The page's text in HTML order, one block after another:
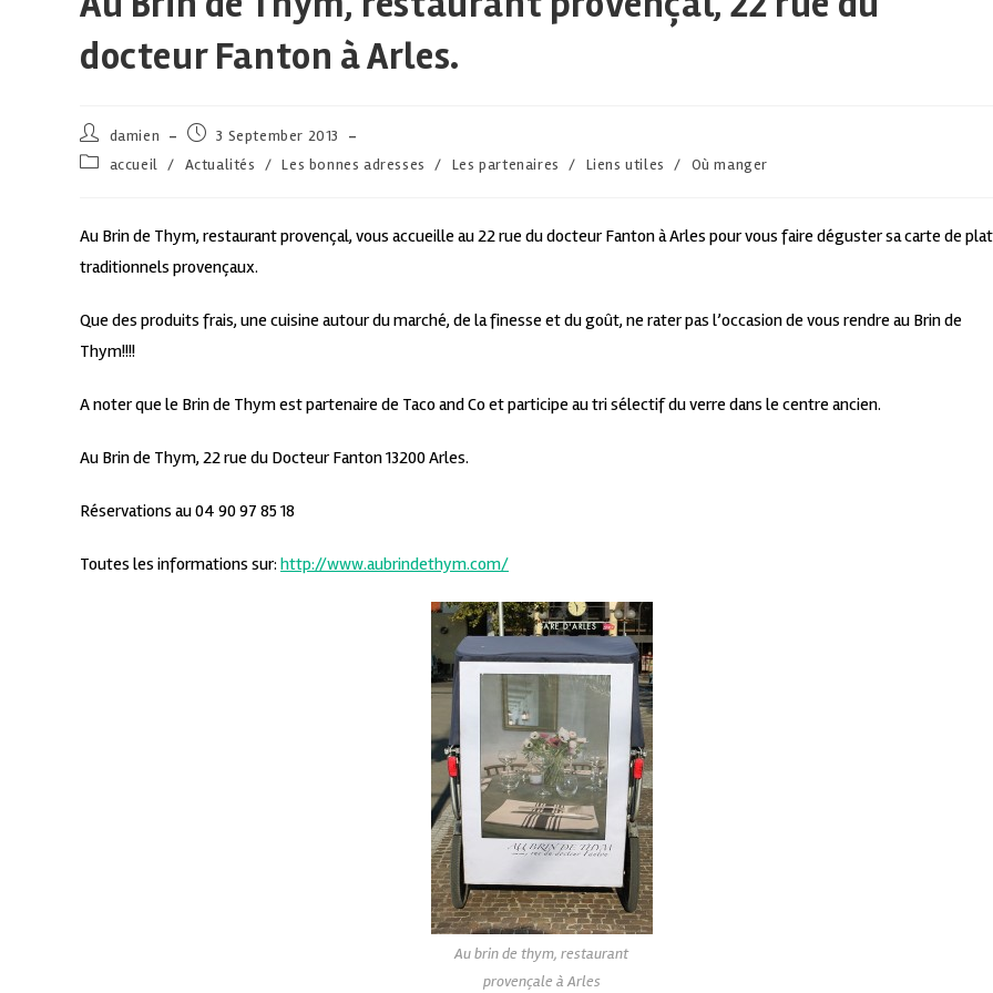
docteur Fanton à Arles.
damien
3 September 2013
accueil / Actualités / Les bonnes adresses / Les partenaires / Liens utiles / Où manger
Au Brin de Thym, restaurant provençal, vous accueille au 22 rue du docteur Fanton à Arles pour vous faire déguster sa carte de
traditionnels provençaux.
Que des produits frais, une cuisine autour du marché, de la finesse et du goût, ne rater pas l’occasion de vous rendre au Brin de
Thym!!!!
A noter que le Brin de Thym est partenaire de Taco and Co et participe au tri sélectif du verre dans le centre ancien.
Au Brin de Thym, 22 rue du Docteur Fanton 13200 Arles.
Réservations au 04 90 97 85 18
Toutes les informations sur: http://www.aubrindethym.com/
Au brin de thym, restaurant
provençale à Arles